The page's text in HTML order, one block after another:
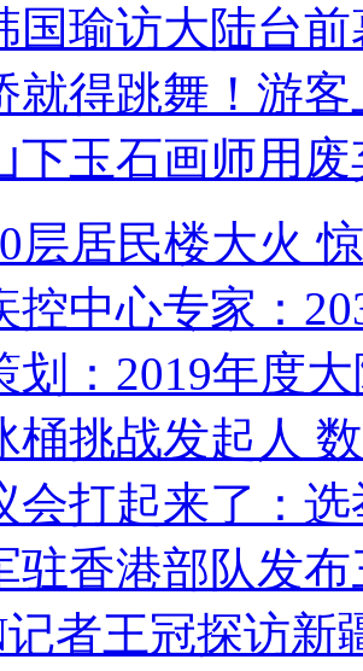
国瑜访大陆台
就得跳舞！游客
下玉石画师用
层居民楼大火
控中心专家：
划：2019年度
桶挑战发起人
会打起来了：
驻香港部队发
记者王冠探访新